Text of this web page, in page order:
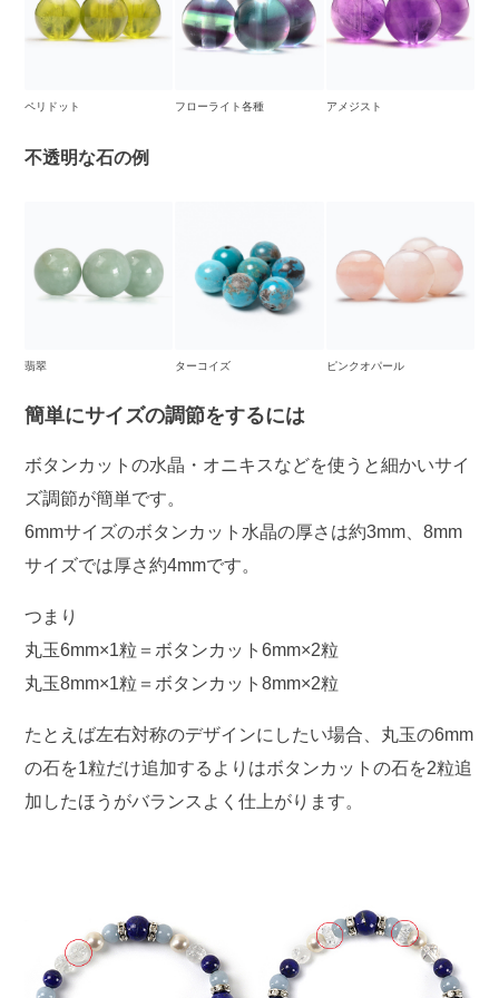
ペリドット フローライト各種 アメジスト
不透明な石の例
翡翠 ターコイズ ピンクオパール
簡単にサイズの調節をするには
ボタンカットの水晶・オニキスなどを使うと細かいサイ
ズ調節が簡単です。
6mmサイズのボタンカット水晶の厚さは約3mm、8mm
サイズでは厚さ約4mmです。
つまり
丸玉6mm×1粒＝ボタンカット6mm×2粒
丸玉8mm×1粒＝ボタンカット8mm×2粒
たとえば左右対称のデザインにしたい場合、丸玉の6mm
の石を1粒だけ追加するよりはボタンカットの石を2粒追
加したほうがバランスよく仕上がります。